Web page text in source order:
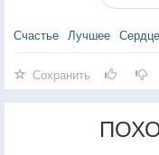
Счастье Лучшее Сердце
Сохранить